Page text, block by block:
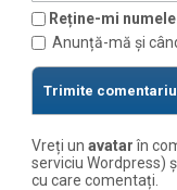
Reține-mi
Anunță-mă și
Vreți unavatarîn
serviciu Wordpress)
cu care comentați.